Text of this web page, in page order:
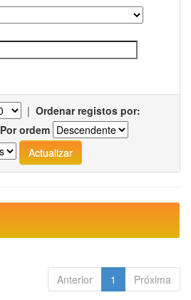
| Ordenar registos por:
Por ordem
Anterior 1 Próxima